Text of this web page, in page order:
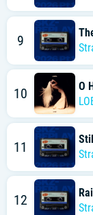
9
10
О
11
12